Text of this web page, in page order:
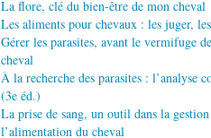
La flore, clé du bien-être de mon cheval
Les aliments pour chevaux : les juger,
Gérer les parasites, avant le vermifuge
cheval
À la recherche des parasites : l’analyse
(3e éd.)
La prise de sang, un outil dans la
l’alimentation du cheval